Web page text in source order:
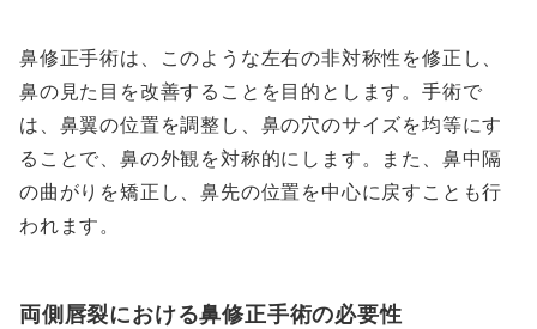
鼻修正手術は、このような左右の非対称性を修正し、
鼻の見た目を改善することを目的とします。手術で
は、鼻翼の位置を調整し、鼻の穴のサイズを均等にす
ることで、鼻の外観を対称的にします。また、鼻中隔
の曲がりを矯正し、鼻先の位置を中心に戻すことも行
われます。
両側唇裂における鼻修正手術の必要性